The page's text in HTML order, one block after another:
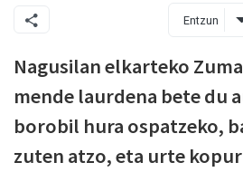
Entzun
Nagusilan elkarteko
mende laurdena bete du
borobil hura ospatzeko,
zuten atzo, eta urte